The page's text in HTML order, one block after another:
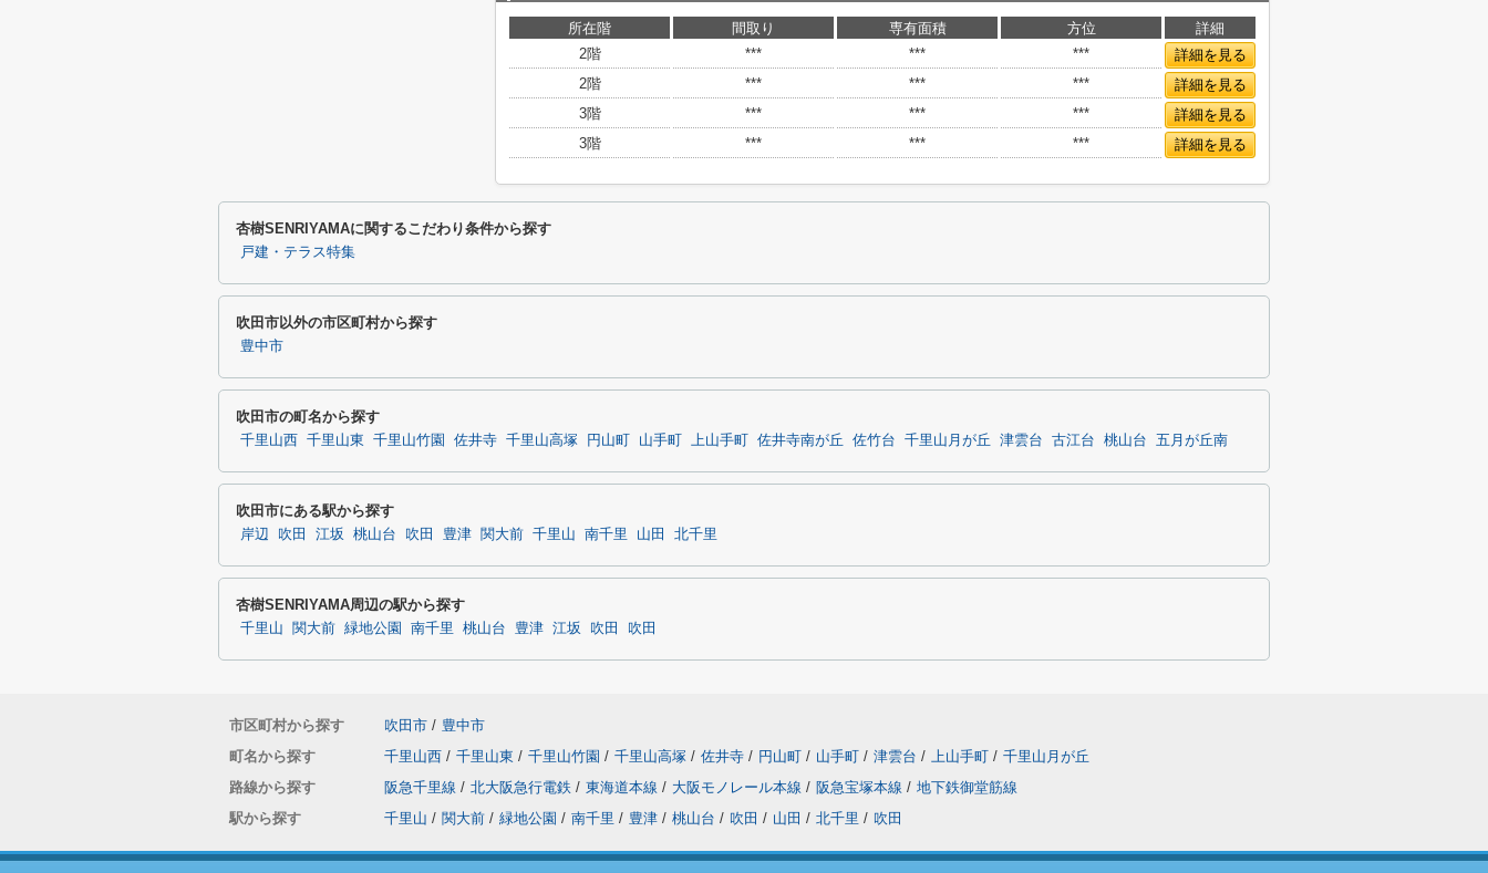
所在階 間取り 専有面積 方位
詳細
2階
*** *** ***
詳細を見る
2階
*** *** ***
詳細を見る
3階
*** *** ***
詳細を見る
3階
*** *** *** 詳細を見る
杏樹SENRIYAMAに関するこだわり条件から探す
戸建・テラス特集
吹田市以外の市区町村から探す
豊中市
吹田市の町名から探す
千里山西 千里山東 千里山竹園 佐井寺 千里山高塚 円山町 山手町 上山手町 佐井寺南が丘 佐竹台 千里山月が丘 津雲台 古江台 桃山台 五月が丘南
吹田市にある駅から探す
岸辺 吹田 江坂 桃山台 吹田 豊津 関大前 千里山 南千里 山田 北千里
杏樹SENRIYAMA周辺の駅から探す
千里山 関大前 緑地公園 南千里 桃山台 豊津 江坂 吹田 吹田
市区町村から探す 吹田市 / 豊中市
町名から探す
千里山西 / 千里山東 / 千里山竹園 / 千里山高塚 / 佐井寺 / 円山町 / 山手町 / 津雲台 / 上山手町 / 千里山月が丘
路線から探す
阪急千里線 / 北大阪急行電鉄 / 東海道本線 / 大阪モノレール本線 / 阪急宝塚本線 / 地下鉄御堂筋線
駅から探す
千里山 / 関大前 / 緑地公園 / 南千里 / 豊津 / 桃山台 / 吹田 / 山田 / 北千里 / 吹田